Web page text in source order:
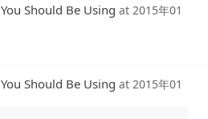
Should Be Using at 2015年01
Should Be Using at 2015年01